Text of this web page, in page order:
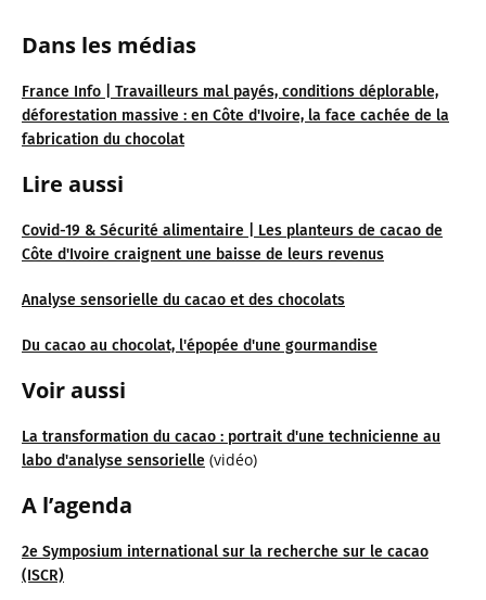
Dans les médias
France Info | Travailleurs mal payés, conditions déplorable,
déforestation massive : en Côte d'Ivoire, la face cachée de la
fabrication du chocolat
Lire aussi
Covid-19 & Sécurité alimentaire | Les planteurs de cacao de
Côte d'Ivoire craignent une baisse de leurs revenus
Analyse sensorielle du cacao et des chocolats
Du cacao au chocolat, l'épopée d'une gourmandise
Voir aussi
La transformation du cacao : portrait d'une technicienne au
labo d'analyse sensorielle (vidéo)
A l’agenda
2e Symposium international sur la recherche sur le cacao
(ISCR)